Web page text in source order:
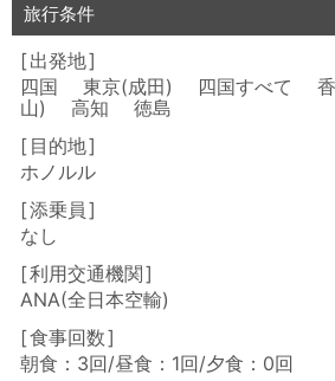
旅行条件
出発地
四国 東京(成田) 四国すべて
山) 高知 徳島
目的地
ホノルル
添乗員
なし
利用交通機関
ANA(全日本空輸)
食事回数
朝食：3回/昼食：1回/夕食：0回